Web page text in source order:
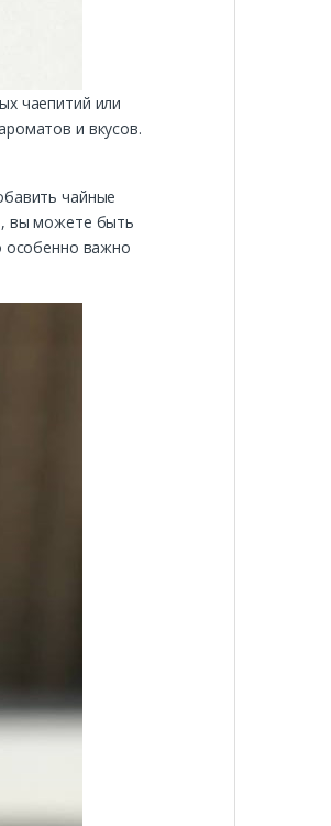
чаепитий или
и вкусов.
чайные
вы можете быть
особенно важно